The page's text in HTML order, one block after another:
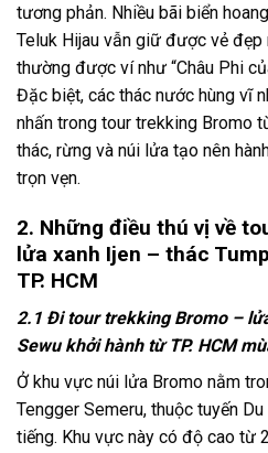
tương phản. Nhiều bãi biển
Teluk Hijau vẫn giữ được vẻ đẹp
thường được ví như “Châu Phi
Đặc biệt, các thác nước hùng vĩ
nhấn trong tour trekking Bromo
thác, rừng và núi lửa tạo nên
trọn vẹn.
2. Những điều thú vị về
lửa xanh Ijen – thác
TP. HCM
2.1 Đi tour trekking Bromo –
Sewu khởi hành từ TP. HCM
Ở khu vực núi lửa Bromo nằm
Tengger Semeru, thuộc tuyến
tiếng. Khu vực này có độ cao từ